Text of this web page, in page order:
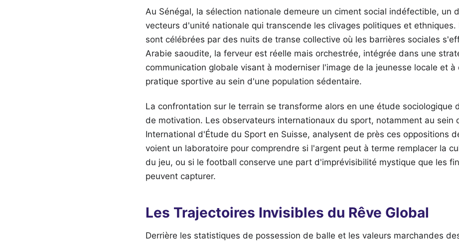
Au Sénégal, la sélection nationale demeure un ciment social indéfectible, un
vecteurs d'unité nationale qui transcende les clivages politiques et ethniques.
sont célébrées par des nuits de transe collective où les barrières sociales
Arabie saoudite, la ferveur est réelle mais orchestrée, intégrée dans une
communication globale visant à moderniser l'image de la jeunesse locale et à
pratique sportive au sein d'une population sédentaire.
La confrontation sur le terrain se transforme alors en une étude sociologique
de motivation. Les observateurs internationaux du sport, notamment au sein
International d'Étude du Sport en Suisse, analysent de près ces oppositions
voient un laboratoire pour comprendre si l'argent peut à terme remplacer la
du jeu, ou si le football conserve une part d'imprévisibilité mystique que les
peuvent capturer.
Les Trajectoires Invisibles du Rêve Global
Derrière les statistiques de possession de balle et les valeurs marchandes